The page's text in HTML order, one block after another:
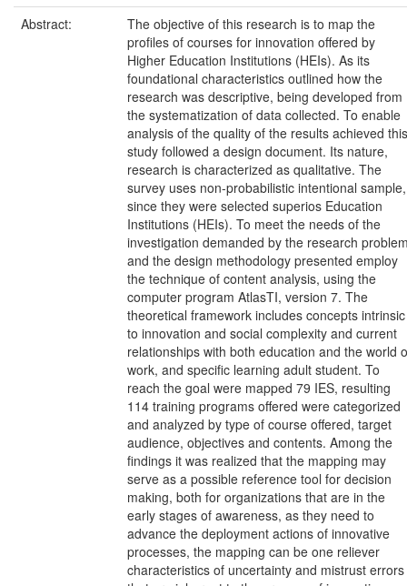
Abstract:
The objective of this research is to map the
profiles of courses for innovation offered by
Higher Education Institutions (HEIs). As its
foundational characteristics outlined how the
research was descriptive, being developed from
the systematization of data collected. To enable
analysis of the quality of the results achieved this
study followed a design document. Its nature,
research is characterized as qualitative. The
survey uses non-probabilistic intentional sample,
since they were selected superios Education
Institutions (HEIs). To meet the needs of the
investigation demanded by the research
and the design methodology presented employ
the technique of content analysis, using the
computer program AtlasTI, version 7. The
theoretical framework includes concepts intrinsic
to innovation and social complexity and current
relationships with both education and the world
work, and specific learning adult student. To
reach the goal were mapped 79 IES, resulting
114 training programs offered were categorized
and analyzed by type of course offered, target
audience, objectives and contents. Among the
findings it was realized that the mapping may
serve as a possible reference tool for decision
making, both for organizations that are in the
early stages of awareness, as they need to
advance the deployment actions of innovative
processes, the mapping can be one reliever
characteristics of uncertainty and mistrust errors